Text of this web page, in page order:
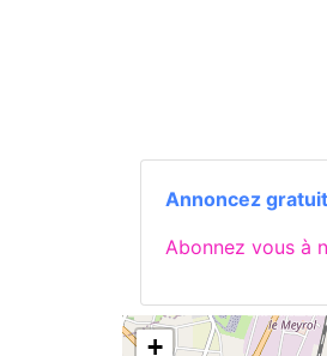
Annoncez
Abonnez vous à
+